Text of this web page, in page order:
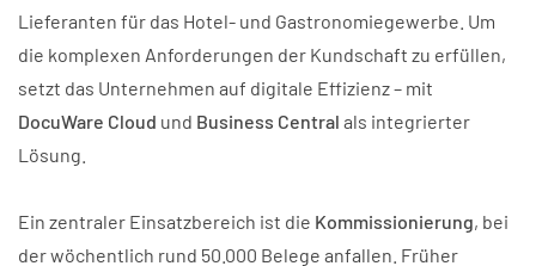
Lieferanten für das Hotel- und Gastronomiegewerbe. Um
die komplexen Anforderungen der Kundschaft zu erfüllen,
setzt das Unternehmen auf digitale Effizienz – mit
DocuWare Cloud und Business Central als integrierter
Lösung.
Ein zentraler Einsatzbereich ist die Kommissionierung, bei
der wöchentlich rund 50.000 Belege anfallen. Früher